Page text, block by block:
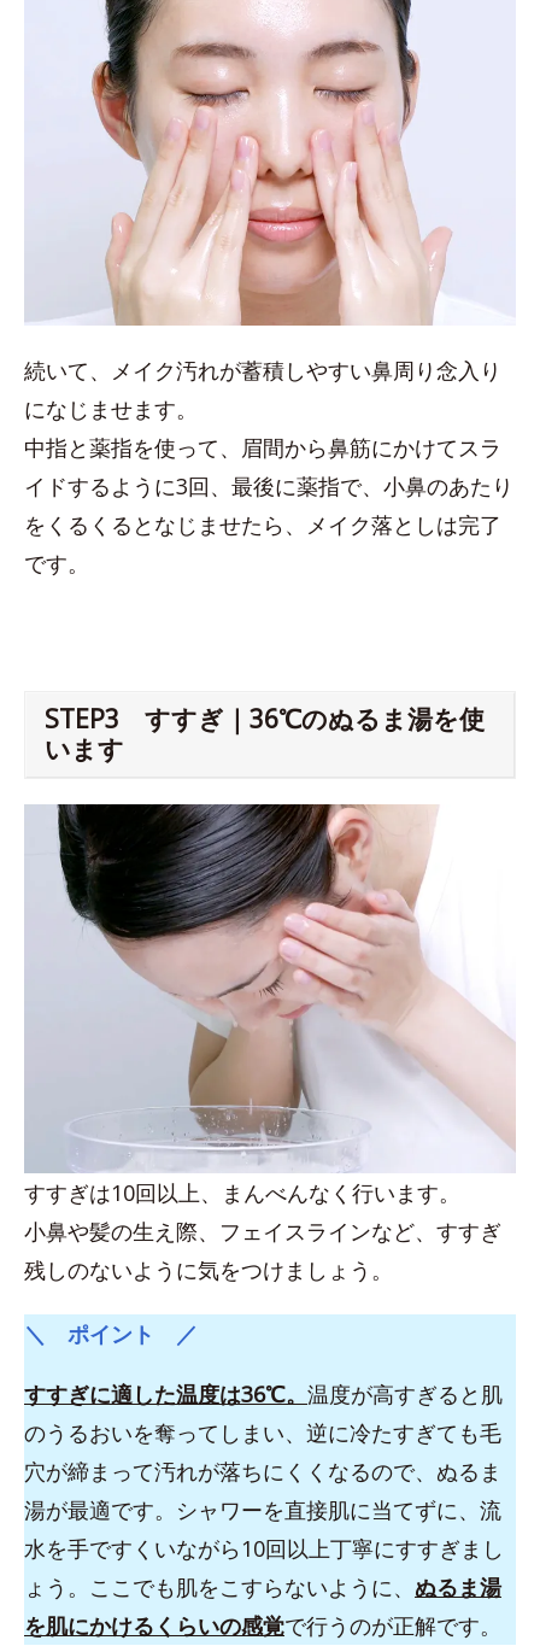
続いて、メイク汚れが蓄積しやすい鼻周り念入り
になじませます。
中指と薬指を使って、眉間から鼻筋にかけてスラ
イドするように3回、最後に薬指で、小鼻のあたり
をくるくるとなじませたら、メイク落としは完了
です。
STEP3 すすぎ｜36℃のぬるま湯を使
います
すすぎは10回以上、まんべんなく行います。
小鼻や髪の生え際、フェイスラインなど、すすぎ
残しのないように気をつけましょう。
＼ ポイント ／
すすぎに適した温度は36℃。 温度が高すぎると肌
のうるおいを奪ってしまい、逆に冷たすぎても毛
穴が締まって汚れが落ちにくくなるので、ぬるま
湯が最適です。シャワーを直接肌に当てずに、流
水を手ですくいながら10回以上丁寧にすすぎまし
ょう。ここでも肌をこすらないように、 ぬるま湯
を肌にかけるくらいの感覚で行うのが正解です。